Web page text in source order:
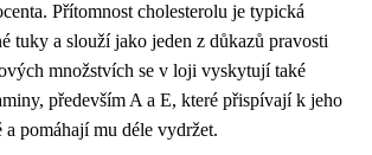
Přítomnost cholesterolu je typická
tuky a slouží jako jeden z důkazů pravosti
množstvích se v loji vyskytují také
především A a E, které přispívají k jeho
pomáhají mu déle vydržet.